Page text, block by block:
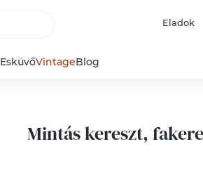
Eladok
EsküvőVintageBlog
Mintás kereszt,